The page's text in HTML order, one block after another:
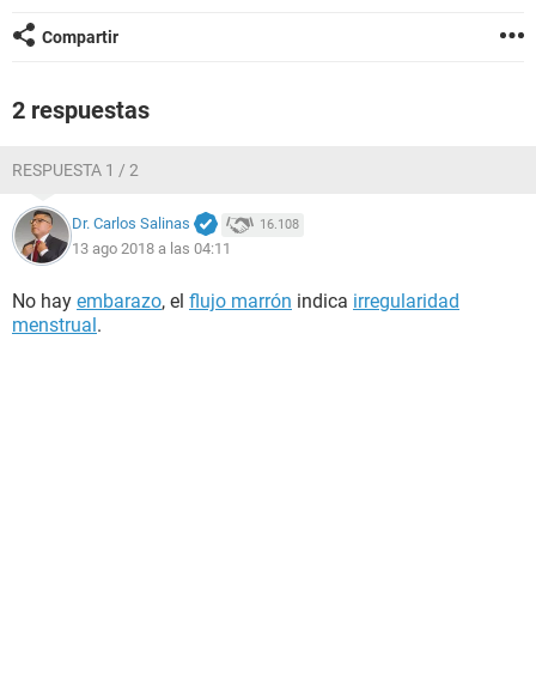
Compartir
2 respuestas
RESPUESTA 1 / 2
Dr. Carlos Salinas 16.108
13 ago 2018 a las 04:11
No hay embarazo, el flujo marrón indica irregularidad
menstrual.